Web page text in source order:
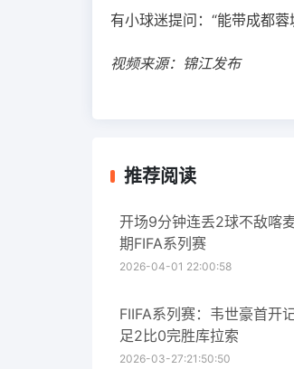
有小球迷提问：“能带成都
视频来源：锦江发布
推荐阅读
开场9分钟连丢2球不敌喀
期FIFA系列赛
2026-04-01 22:00:58
FIIFA系列赛：韦世豪首开
足2比0完胜库拉索
2026-03-27:21:50:50